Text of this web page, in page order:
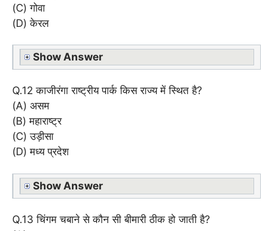
(C) गोवा
(D) केरल
Show Answer
Q.12 काजीरंगा राष्ट्रीय पार्क किस राज्य में स्थित है?
(A) असम
(B) महाराष्ट्र
(C) उड़ीसा
(D) मध्य प्रदेश
Show Answer
Q.13 चिंगम चबाने से कौन सी बीमारी ठीक हो जाती है?